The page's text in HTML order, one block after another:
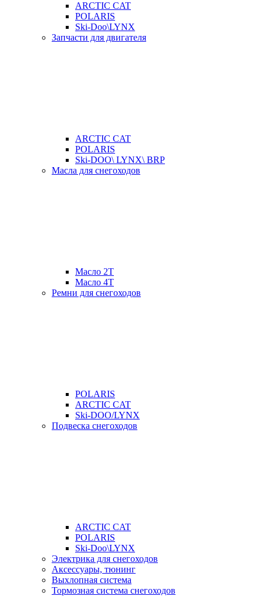
ARCTIC CAT
POLARIS
Ski-Doo\LYNX
Запчасти для двигателя
ARCTIC CAT
POLARIS
Ski-DOO\ LYNX\ BRP
Масла для снегоходов
Масло 2Т
Масло 4Т
Ремни для снегоходов
POLARIS
ARCTIC CAT
Ski-DOO/LYNX
Подвеска снегоходов
ARCTIC CAT
POLARIS
Ski-Doo\LYNX
Электрика для снегоходов
Аксессуары, тюнинг
Выхлопная система
Тормозная система снегоходов